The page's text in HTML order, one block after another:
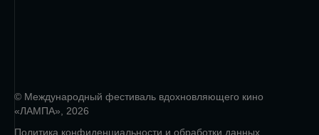
© Международный фестиваль вдохновляющего кино
«ЛАМПА», 2026
Политика конфиденциальности и обработки данных